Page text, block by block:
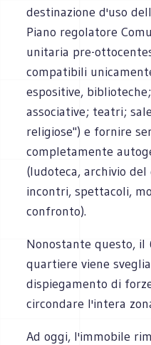
destinazione d'uso
Piano regolatore
unitaria pre-
compatibili
espositive,
associative; teatri;
religiose") e fornire
completamente
(ludoteca, archivio
incontri, spettacoli,
confronto).
Nonostante questo, il
quartiere viene
dispiegamento di
circondare l'intera
Ad oggi, l'immobile